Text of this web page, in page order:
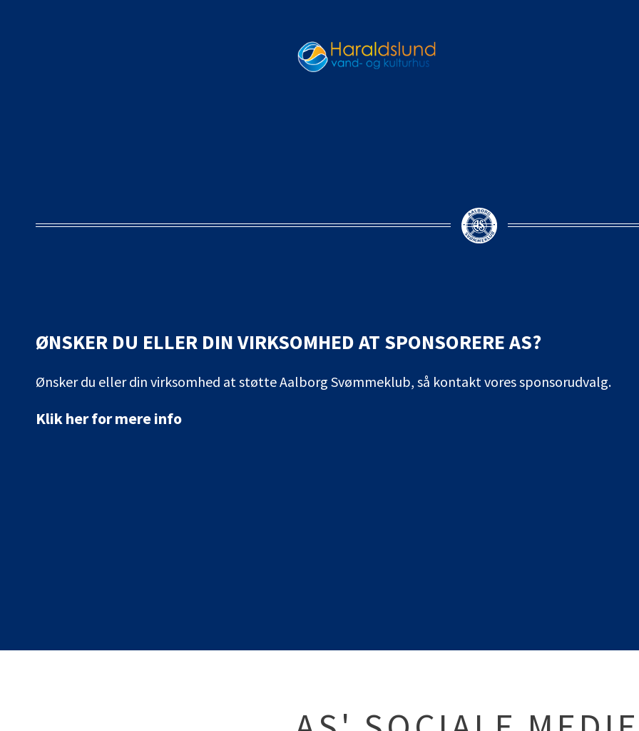
ØNSKER DU ELLER DIN VIRKSOMHED AT SPONSORERE AS?
Ønsker du eller din virksomhed at støtte Aalborg Svømmeklub, så kontakt vores sponsorudvalg.
Klik her for mere info